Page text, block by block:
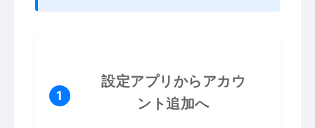
1
設定アプリからアカウ
ント追加へ